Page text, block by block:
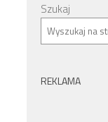
Szukaj
REKLAMA